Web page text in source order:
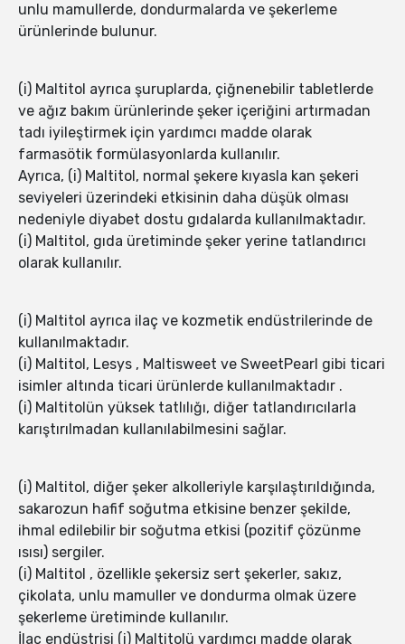
unlu mamullerde, dondurmalarda ve şekerleme
ürünlerinde bulunur.
(i) Maltitol ayrıca şuruplarda, çiğnenebilir tabletlerde
ve ağız bakım ürünlerinde şeker içeriğini artırmadan
tadı iyileştirmek için yardımcı madde olarak
farmasötik formülasyonlarda kullanılır.
Ayrıca, (i) Maltitol, normal şekere kıyasla kan şekeri
seviyeleri üzerindeki etkisinin daha düşük olması
nedeniyle diyabet dostu gıdalarda kullanılmaktadır.
(i) Maltitol, gıda üretiminde şeker yerine tatlandırıcı
olarak kullanılır.
(i) Maltitol ayrıca ilaç ve kozmetik endüstrilerinde de
kullanılmaktadır.
(i) Maltitol, Lesys , Maltisweet ve SweetPearl gibi ticari
isimler altında ticari ürünlerde kullanılmaktadır .
(i) Maltitolün yüksek tatlılığı, diğer tatlandırıcılarla
karıştırılmadan kullanılabilmesini sağlar.
(i) Maltitol, diğer şeker alkolleriyle karşılaştırıldığında,
sakarozun hafif soğutma etkisine benzer şekilde,
ihmal edilebilir bir soğutma etkisi (pozitif çözünme
ısısı) sergiler.
(i) Maltitol , özellikle şekersiz sert şekerler, sakız,
çikolata, unlu mamuller ve dondurma olmak üzere
şekerleme üretiminde kullanılır.
İlaç endüstrisi (i) Maltitolü yardımcı madde olarak